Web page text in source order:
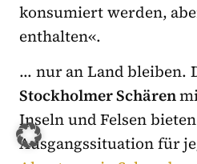
konsumiert werden,
enthalten«.
… nur an Land bleiben.
Stockholmer Schären
Inseln und Felsen
Ausgangssituation für